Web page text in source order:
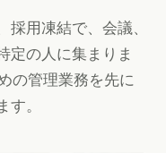
用凍結で、会議、
定の人に集まりま
の管理業務を先に
。